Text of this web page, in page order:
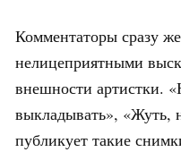
Комментаторы сразу
нелицеприятными
внешности артистки.
выкладывать», «Жуть,
публикует такие